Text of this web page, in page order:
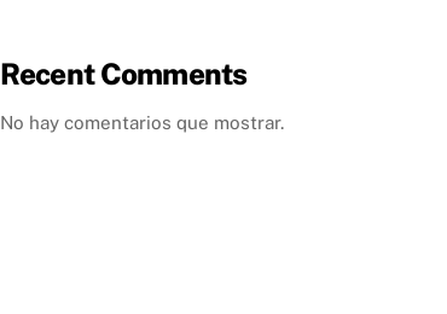
Recent Comments
No hay comentarios que mostrar.